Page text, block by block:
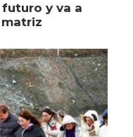
y va a